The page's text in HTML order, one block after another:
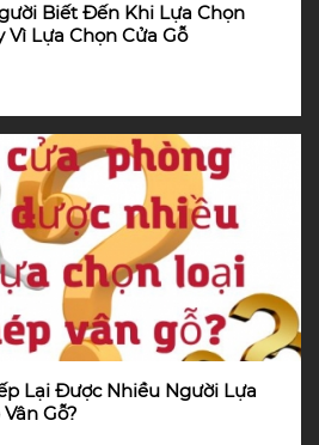
Biết Đến Khi Lựa Chọn
Vì Lựa Chọn Cửa Gỗ
Gỗ?